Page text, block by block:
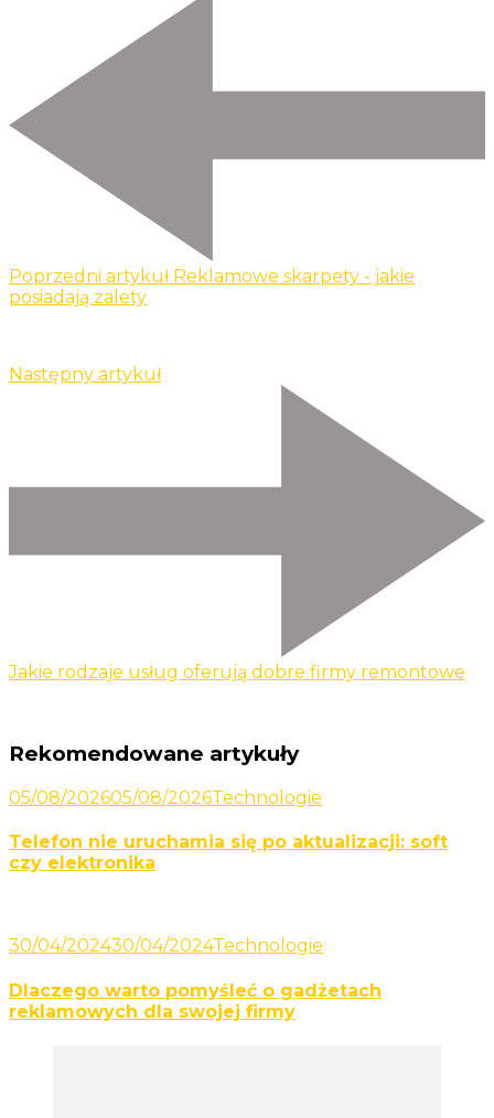
Poprzedni artykuł Reklamowe skarpety - jakie
posiadają zalety
Następny artykuł
Jakie rodzaje usług oferują dobre firmy remontowe
Rekomendowane artykuły
05/08/202605/08/2026Technologie
Telefon nie uruchamia się po aktualizacji: soft
czy elektronika
30/04/202430/04/2024Technologie
Dlaczego warto pomyśleć o gadżetach
reklamowych dla swojej firmy